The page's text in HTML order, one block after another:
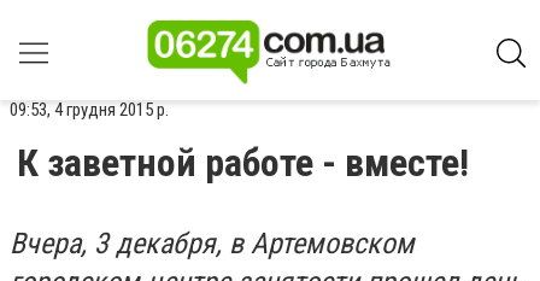
09:53, 4 грудня 2015 р.
К заветной работе - вместе!
Вчера, 3 декабря, в Артемовском